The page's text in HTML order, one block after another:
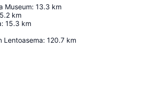
Museum: 13.3 km
km
: 15.3 km
Lentoasema: 120.7 km